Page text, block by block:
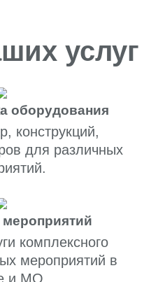
услуг
оборудования
конструкций,
для различных
комплексного
мероприятий в
и МО.